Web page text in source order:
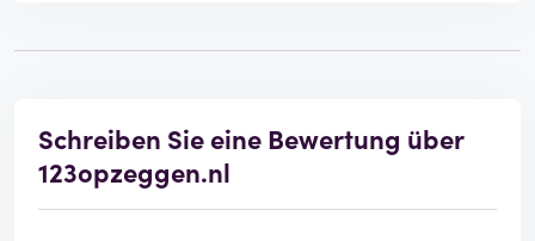
Schreiben Sie eine Bewertung über
123opzeggen.nl